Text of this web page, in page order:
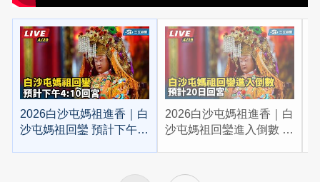
2026白沙屯媽祖進香｜白
沙屯媽祖回鑾 預計下午
2026白沙屯媽祖進香｜白
沙屯媽祖回鑾進入倒數 預